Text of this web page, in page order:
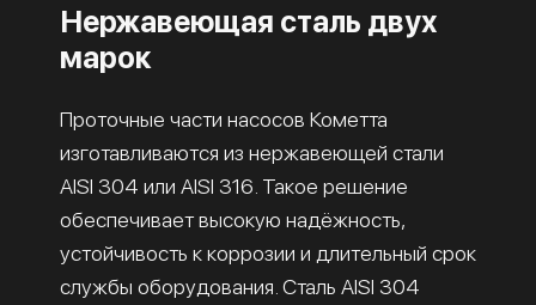
Нержавеющая сталь двух
марок
Проточные части насосов Кометта
изготавливаются из нержавеющей стали
AISI 304 или AISI 316. Такое решение
обеспечивает высокую надёжность,
устойчивость к коррозии и длительный срок
службы оборудования. Сталь AISI 304